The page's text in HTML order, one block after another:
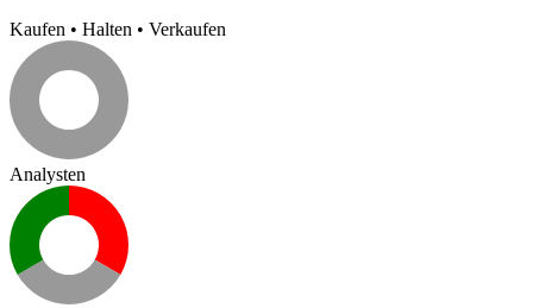
Kaufen • Halten • Verkaufen
Analysten